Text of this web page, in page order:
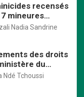
recensés
mineures
tuées
Nadia Sandrine
des droits
du
exclusivement
Ndé Tchoussi